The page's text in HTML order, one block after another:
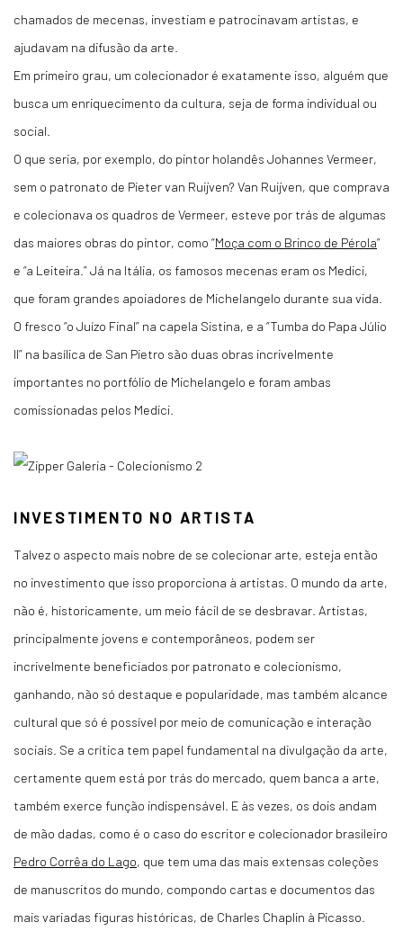
chamados de mecenas, investiam e patrocinavam artistas, e
ajudavam na difusão da arte.
Em primeiro grau, um colecionador é exatamente isso, alguém que
busca um enriquecimento da cultura, seja de forma individual ou
social.
O que seria, por exemplo, do pintor holandês Johannes Vermeer,
sem o patronato de Pieter van Ruijven? Van Ruijven, que comprava
e colecionava os quadros de Vermeer, esteve por trás de algumas
das maiores obras do pintor, como “Moça com o Brinco de Pérola”
e “a Leiteira.” Já na Itália, os famosos mecenas eram os Medici,
que foram grandes apoiadores de Michelangelo durante sua vida.
O fresco “o Juízo Final” na capela Sistina, e a “Tumba do Papa Júlio
II” na basílica de San Pietro são duas obras incrivelmente
importantes no portfólio de Michelangelo e foram ambas
comissionadas pelos Medici.
INVESTIMENTO NO ARTISTA
Talvez o aspecto mais nobre de se colecionar arte, esteja então
no investimento que isso proporciona à artistas. O mundo da arte,
não é, historicamente, um meio fácil de se desbravar. Artistas,
principalmente jovens e contemporâneos, podem ser
incrivelmente beneficiados por patronato e colecionismo,
ganhando, não só destaque e popularidade, mas também alcance
cultural que só é possível por meio de comunicação e interação
sociais. Se a crítica tem papel fundamental na divulgação da arte,
certamente quem está por trás do mercado, quem banca a arte,
também exerce função indispensável. E às vezes, os dois andam
de mão dadas, como é o caso do escritor e colecionador brasileiro
Pedro Corrêa do Lago, que tem uma das mais extensas coleções
de manuscritos do mundo, compondo cartas e documentos das
mais variadas figuras históricas, de Charles Chaplin à Picasso.